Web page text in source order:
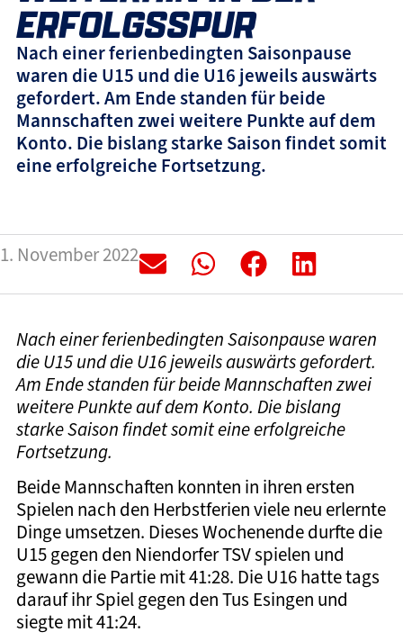
ERFOLGSSPUR
Nach einer ferienbedingten Saisonpause
waren die U15 und die U16 jeweils auswärts
gefordert. Am Ende standen für beide
Mannschaften zwei weitere Punkte auf dem
Konto. Die bislang starke Saison findet somit
eine erfolgreiche Fortsetzung.
1. November 2022
Nach einer ferienbedingten Saisonpause waren
die U15 und die U16 jeweils auswärts gefordert.
Am Ende standen für beide Mannschaften zwei
weitere Punkte auf dem Konto. Die bislang
starke Saison findet somit eine erfolgreiche
Fortsetzung.
Beide Mannschaften konnten in ihren ersten
Spielen nach den Herbstferien viele neu erlernte
Dinge umsetzen. Dieses Wochenende durfte die
U15 gegen den Niendorfer TSV spielen und
gewann die Partie mit 41:28. Die U16 hatte tags
darauf ihr Spiel gegen den Tus Esingen und
siegte mit 41:24.